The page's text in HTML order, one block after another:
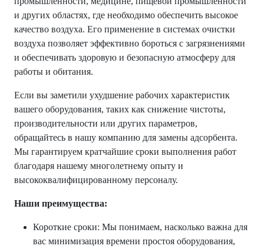
и других областях, где необходимо обеспечить высокое
качество воздуха. Его применение в системах очистки
воздуха позволяет эффективно бороться с загрязнениями
и обеспечивать здоровую и безопасную атмосферу для
работы и обитания.
Если вы заметили ухудшение рабочих характеристик
вашего оборудования, таких как снижение чистоты,
производительности или других параметров,
обращайтесь в нашу компанию для замены адсорбента.
Мы гарантируем кратчайшие сроки выполнения работ
благодаря нашему многолетнему опыту и
высококвалифицированному персоналу.
Наши преимущества:
Короткие сроки: Мы понимаем, насколько важна для
вас минимизация времени простоя оборудования,